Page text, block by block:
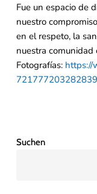
Fue un espacio de
nuestro
en el respeto, la
nuestra comunidad
Fotografías: https://
Suchen